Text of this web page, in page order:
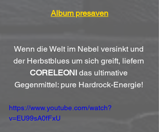
Album presaven
Wenn die Welt im Nebel versinkt und
der Herbstblues um sich greift, liefern
CORELEONI das ultimative
Gegenmittel: pure Hardrock-Energie!
https://www.youtube.com/watch?
v=EU99sA0fFxU